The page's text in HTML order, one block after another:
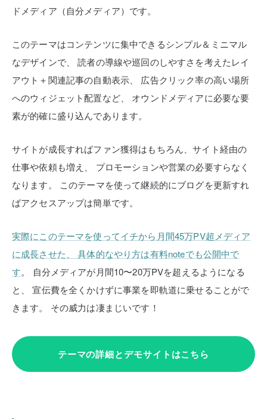
ドメディア（自分メディア）です。
このテーマはコンテンツに集中できるシンプル＆ミニマル
なデザインで、
読者の導線や巡回のしやすさを考えたレイ
アウト＋関連記事の自動表示、
広告クリック率の高い場所
へのウィジェット配置など、
オウンドメディアに必要な要
素が的確に盛り込んであります。
サイトが成長すればファン獲得はもちろん、サイト経由の
仕事や依頼も増え、
プロモーションや営業の必要すらなく
なります。
このテーマを使って継続的にブログを更新すれ
ばアクセスアップは簡単です。
実際にこのテーマを使ってイチから月間45万PV超メディア
に成長させた、
具体的なやり方は有料noteでも公開中で
す。
自分メディアが月間10〜20万PVを超えるようになる
と、
宣伝費を全くかけずに事業を即軌道に乗せることがで
きます。
その威力は凄まじいです！
テーマの詳細とデモサイトはこちら